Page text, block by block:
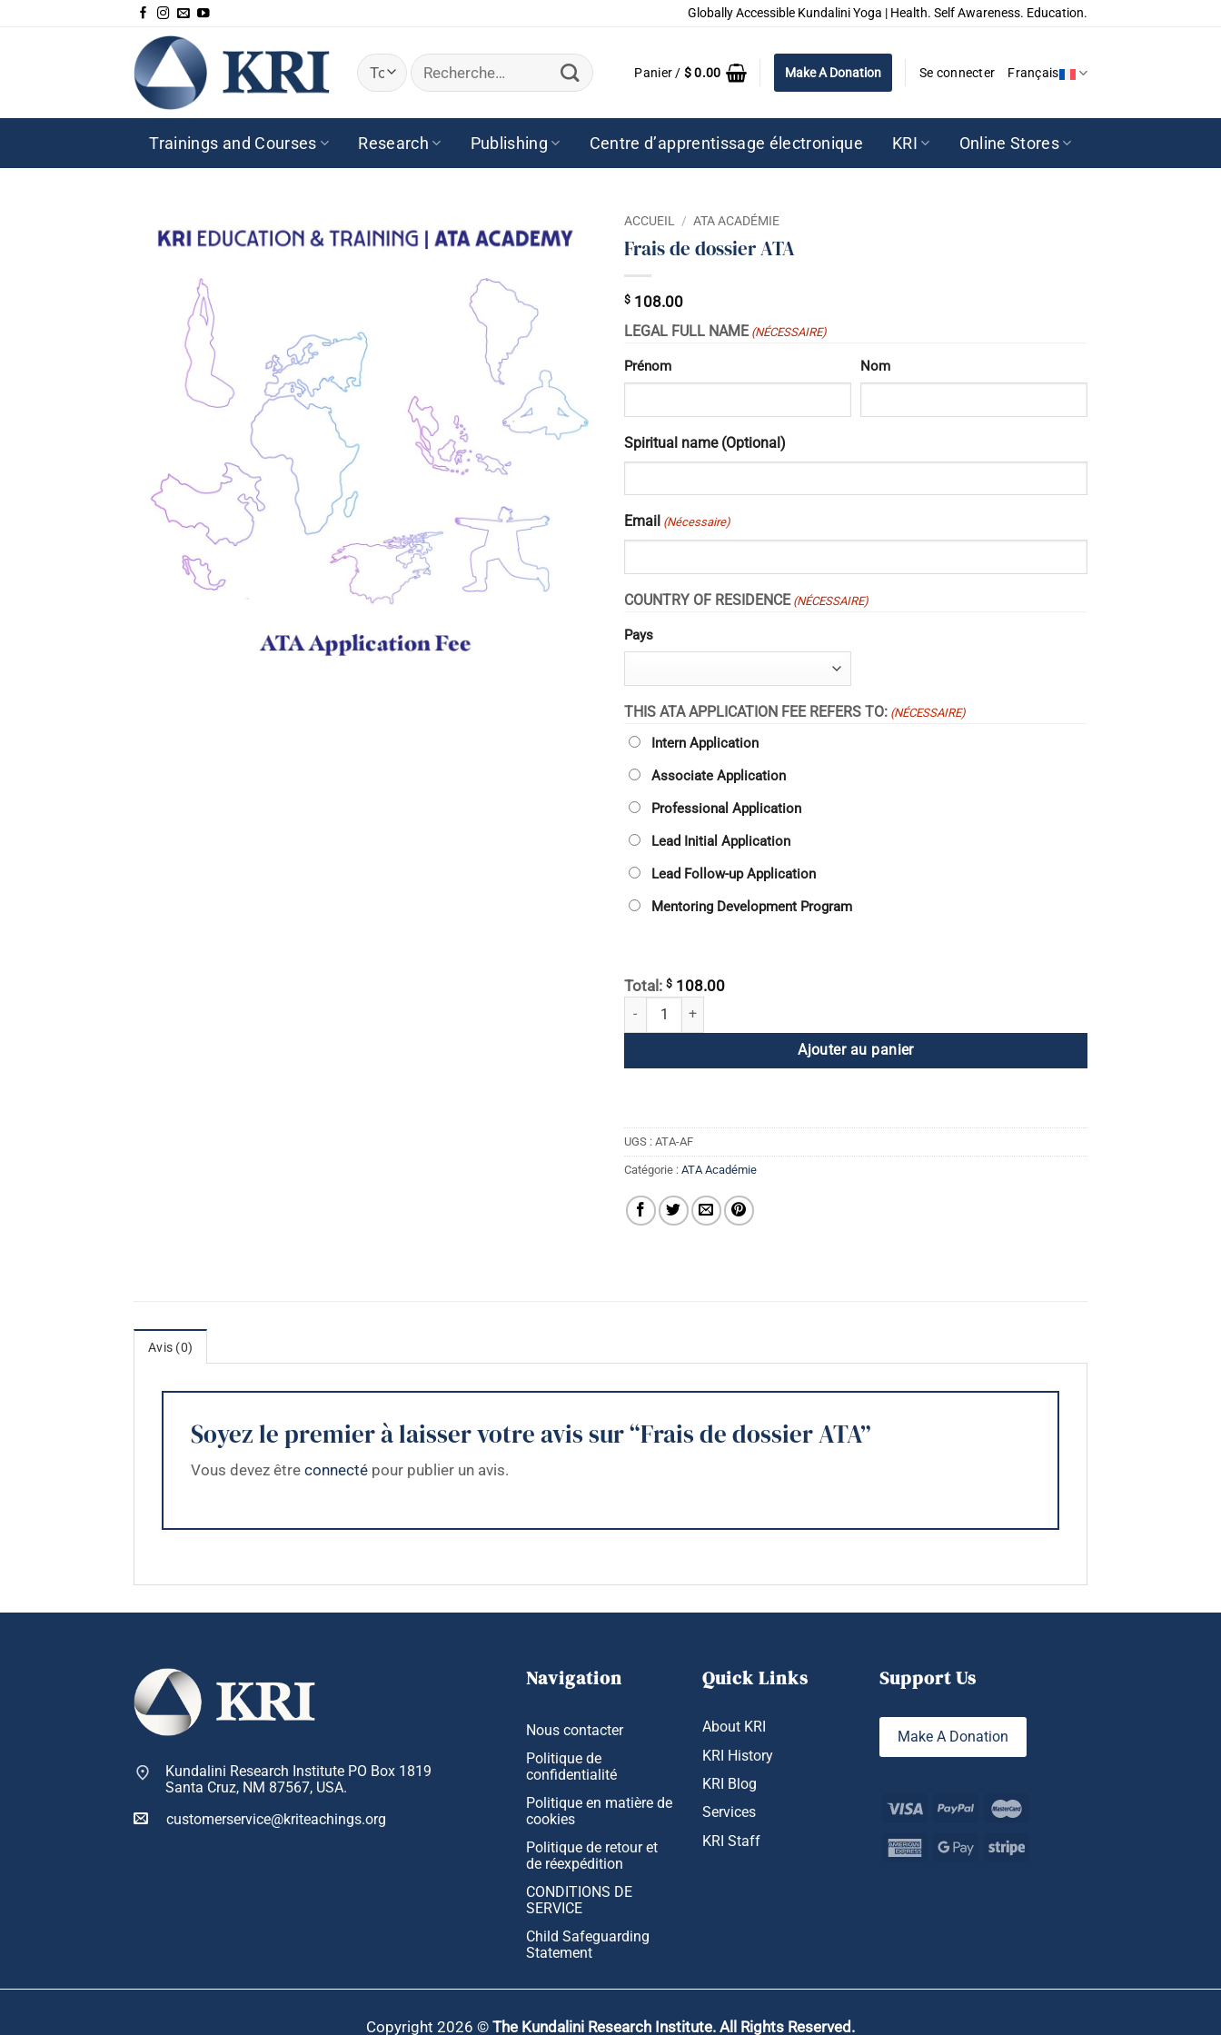
Globally Accessible Kundalini Yoga | Health. Self Awareness. Education.
Recherche
pour :
Panier / $0.00 Make A Donation Se connecter Français
Trainings and Courses Research Publishing Centre d’apprentissage électronique KRI Online Stores
ACCUEIL / ATA ACADÉMIE
Frais de dossier ATA
$ 108.00
LEGAL FULL NAME (NÉCESSAIRE)
Prénom Nom
Spiritual name (Optional)
Email (Nécessaire)
COUNTRY OF RESIDENCE (NÉCESSAIRE)
Pays
THIS ATA APPLICATION FEE REFERS TO: (NÉCESSAIRE)
Intern Application
Associate Application
Professional Application
Lead Initial Application
Lead Follow-up Application
Mentoring Development Program
Total: $ 108.00
quantité de Frais de dossier ATA
Ajouter au panier
UGS : ATA-AF
Catégorie : ATA Académie
Avis (0)
Soyez le premier à laisser votre avis sur “Frais de dossier ATA”
Vous devez être connecté pour publier un avis.
Kundalini Research Institute PO Box 1819
Santa Cruz, NM 87567, USA.
customerservice@kriteachings.org
Navigation
Nous contacter
Politique de
confidentialité
Politique en matière de
cookies
Politique de retour et
de réexpédition
CONDITIONS DE
SERVICE
Child Safeguarding
Statement
Quick Links
About KRI
KRI History
KRI Blog
Services
KRI Staff
Support Us
Make A Donation
Copyright 2026 © The Kundalini Research Institute. All Rights Reserved.